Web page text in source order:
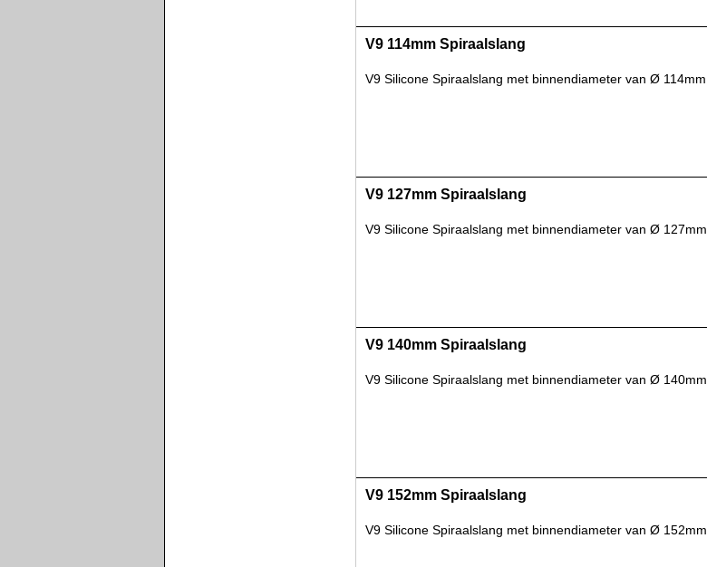
V9 114mm Spiraalslang
V9 Silicone Spiraalslang met binnendiameter van Ø 114mm.
V9 127mm Spiraalslang
V9 Silicone Spiraalslang met binnendiameter van Ø 127mm.
V9 140mm Spiraalslang
V9 Silicone Spiraalslang met binnendiameter van Ø 140mm.
V9 152mm Spiraalslang
V9 Silicone Spiraalslang met binnendiameter van Ø 152mm.